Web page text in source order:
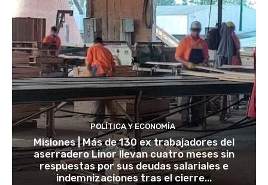
POLÍTICA Y ECONOMÍA
Misiones | Más de 130 ex trabajadores del
aserradero Linor llevan cuatro meses sin
respuestas por sus deudas salariales e
indemnizaciones tras el cierre...